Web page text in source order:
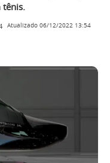
tênis.
Atualizado 06/12/2022 13:54